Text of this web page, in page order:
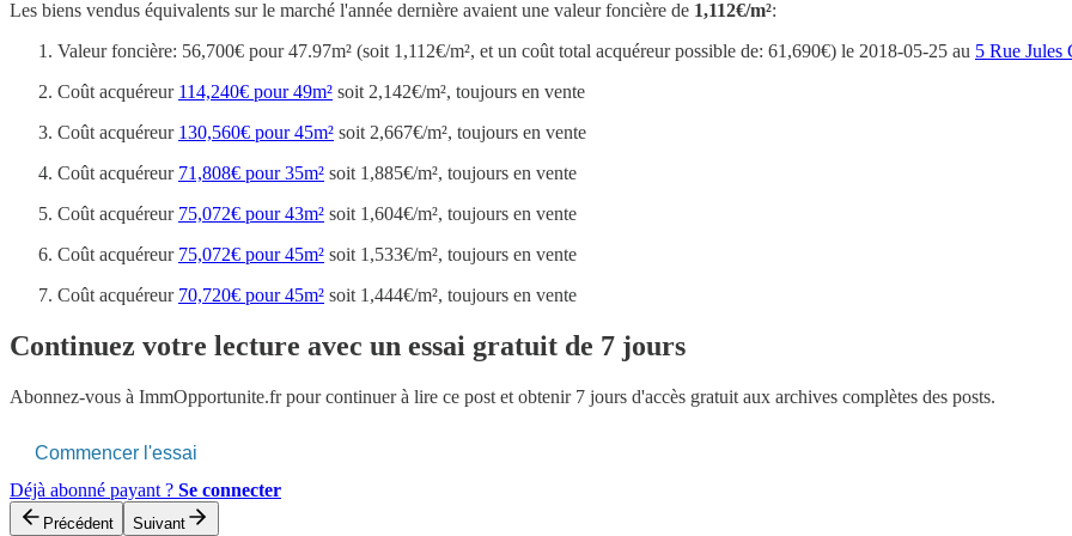
Les biens vendus équivalents sur le marché l'année dernière avaient une valeur foncière de 1,112€/m²:
Valeur foncière: 56,700€ pour 47.97m² (soit 1,112€/m², et un coût total acquéreur possible de: 61,690€) le 2018-05-25 au 5 Rue Jules
Coût acquéreur 114,240€ pour 49m² soit 2,142€/m², toujours en vente
Coût acquéreur 130,560€ pour 45m² soit 2,667€/m², toujours en vente
Coût acquéreur 71,808€ pour 35m² soit 1,885€/m², toujours en vente
Coût acquéreur 75,072€ pour 43m² soit 1,604€/m², toujours en vente
Coût acquéreur 75,072€ pour 45m² soit 1,533€/m², toujours en vente
Coût acquéreur 70,720€ pour 45m² soit 1,444€/m², toujours en vente
Continuez votre lecture avec un essai gratuit de 7 jours
Abonnez-vous à ImmOpportunite.frpour continuer à lire ce post et obtenir 7 jours d'accès gratuit aux archives complètes des posts.
Commencer l'essai
Déjà abonné payant ? Se connecter
Précédent Suivant